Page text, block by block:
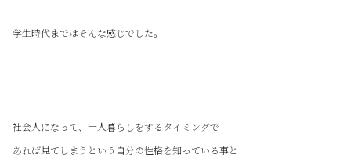
学生時代まではそんな感じでした。
社会人になって、一人暮らしをするタイミングで
あれば見てしまうという自分の性格を知っている事と